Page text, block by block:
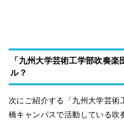
「九州大学芸術工学部吹奏
ル？
次にご紹介する「九州大学芸術
橋キャンパスで活動している吹